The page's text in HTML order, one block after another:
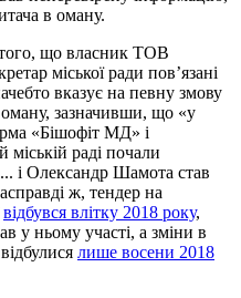
в оману.
того, що власник ТОВ
міської ради пов’язані
вказує на певну змову
оману, зазначивши, що «у
«Бішофіт МД» і
раді почали
і Олександр Шамота став
ж, тендер на
відбувся влітку 2018 року,
у ньому участі, а зміни в
лише восени 2018